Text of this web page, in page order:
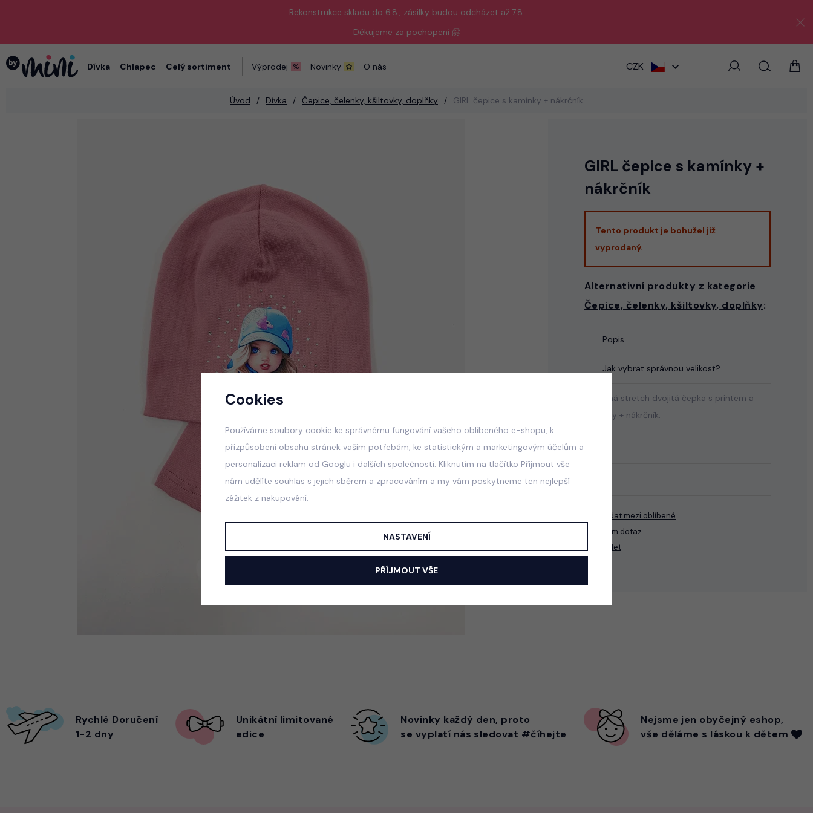
Rekonstrukce skladu do 6.8., zásilky budou odcházet až 7.8.
Děkujeme za pochopení 🤗
Dívka Chlapec Celý sortiment Výprodej Novinky O nás CZK
Úvod Dívka Čepice, čelenky, kšiltovky, doplňky GIRL čepice s kamínky + nákrčník
GIRL čepice s kamínky +
nákrčník
Tento produkt je bohužel již
vyprodaný.
Alternativní produkty z kategorie
Čepice, čelenky, kšiltovky, doplňky:
Popis
Jak vybrat správnou velikost?
Příjemná stretch dvojitá čepka s printem a
kamínky + nákrčník.
Přidat mezi oblíbené
Mám dotaz
Sdílet
Rychlé Doručení
1-2 dny
Unikátní limitované
edice
Novinky každý den, proto
se vyplatí nás sledovat #číhejte
Nejsme jen obyčejný eshop,
vše děláme s láskou k dětem
Cookies
Používáme soubory cookie ke správnému fungování vašeho oblíbeného e-shopu, k
přizpůsobení obsahu stránek vašim potřebám, ke statistickým a marketingovým účelům a
personalizaci reklam od Googlu i dalších společností. Kliknutím na tlačítko Přijmout vše
nám udělíte souhlas s jejich sběrem a zpracováním a my vám poskytneme ten nejlepší
zážitek z nakupování.
NASTAVENÍ
PŘÍJMOUT VŠE